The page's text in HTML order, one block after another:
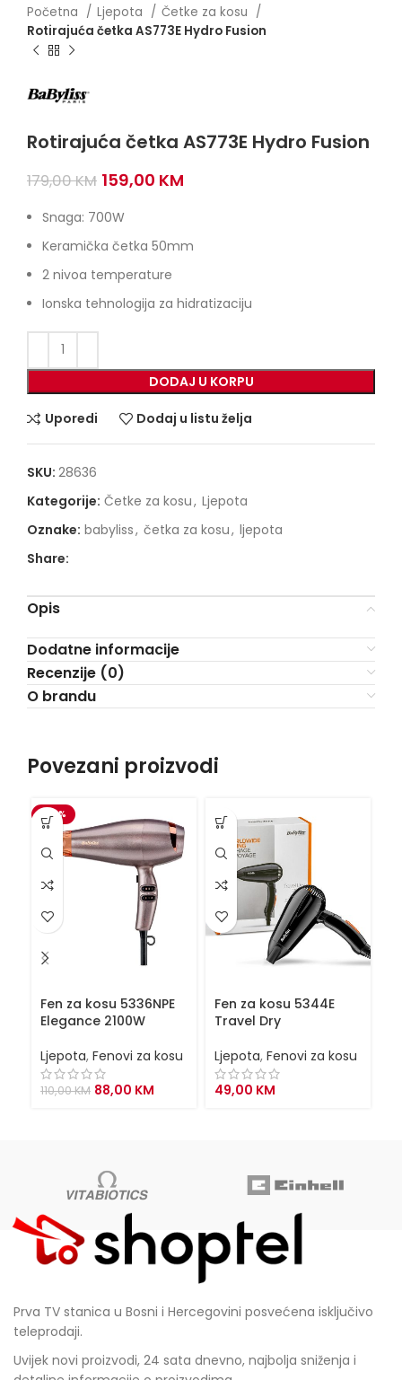
Početna Ljepota
Četke za kosu
Rotirajuća četka AS773E Hydro Fusion
Rotirajuća četka AS773E Hydro Fusion
179,00KM Original
was:
179,00 KM.
159,00 KM
Snaga: 700W
Keramička četka 50mm
2 nivoa temperature
Ionska tehnologija za hidratizaciju
DODAJ U KORPU
Uporedi Dodaj u listu želja
SKU: 28636
Kategorije: Četke za kosu, Ljepota
Oznake: babyliss, četka za kosu, ljepota
Share:
Opis
Dodatne informacije
Recenzije (0)
O brandu
Povezani proizvodi
-20%
Fen za kosu 5336NPE
Elegance 2100W
Ljepota, Fenovi za kosu
110,00KM Original
88,00 KM
Fen za kosu 5344E
Travel Dry
Ljepota, Fenovi za kosu
49,00 KM
Prva TV stanica u Bosni i Hercegovini posvećena isključivo
teleprodaji.
Uvijek novi proizvodi, 24 sata dnevno, najbolja sniženja i